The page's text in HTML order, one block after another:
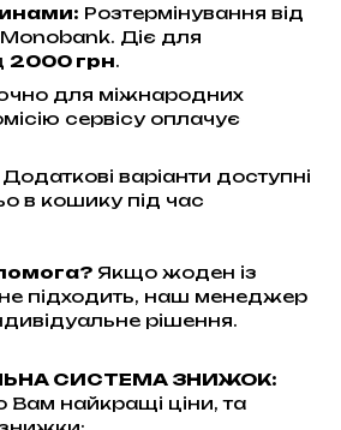
Розтермінування від
Діє для
2000 грн.
для міжнародних
сервісу оплачує
Додаткові варіанти доступні
в кошику під час
Якщо жоден із
не підходить, наш менеджер
рішення.
СИСТЕМА ЗНИЖОК:
найкращі ціни, та